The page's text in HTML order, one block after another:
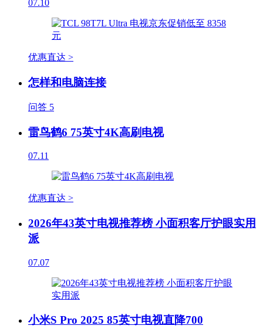
07.10
优惠直达 >
怎样和电脑连接
问答 5
雷鸟鹤6 75英寸4K高刷电视
07.11
优惠直达 >
2026年43英寸电视推荐榜 小面积客厅护眼实用
派
07.07
小米S Pro 2025 85英寸电视直降700